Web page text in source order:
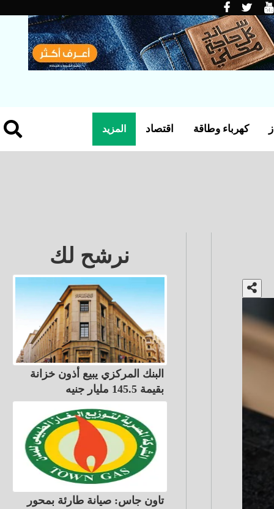
المزيد اقتصاد كهرباء وطاقة
نرشح لك
البنك المركزي يبيع أذون خزانة
بقيمة 145.5 مليار جنيه
تاون جاس: صيانة طارئة بمحور